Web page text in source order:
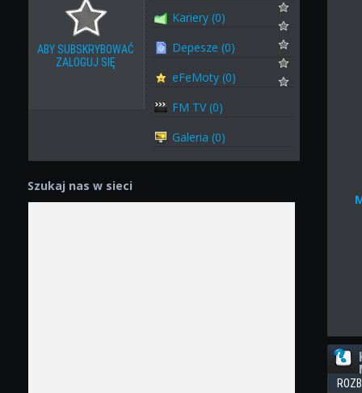
ABY SUBSKRYBOWAĆ
ZALOGUJ SIĘ
Kariery (0)
Depesze (0)
eFeMoty (0)
FM TV (0)
Galeria (0)
Szukaj nas w sieci